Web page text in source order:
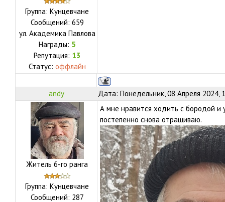
Группа: Кунцевчане
Сообщений: 659
ул. Академика Павлова
Награды: 5
Репутация: 13
Статус: оффлайн
andy Дата: Понедельник, 08 Апреля 2024,
Житель 6-го ранга
Группа: Кунцевчане
Сообщений: 287
А мне нравится ходить с бородой и
постепенно снова отращиваю.